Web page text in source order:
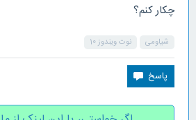
چکار کنم؟
شیاومی نوت ویندوز 10